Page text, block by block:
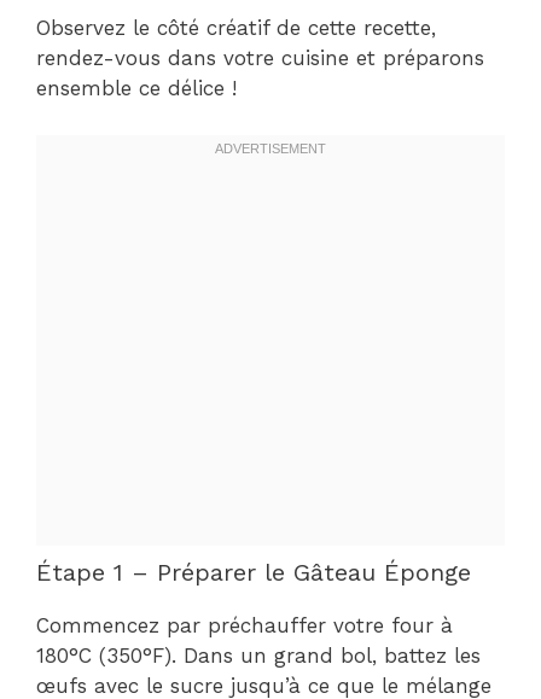
Observez le côté créatif de cette recette,
rendez-vous dans votre cuisine et préparons
ensemble ce délice !
Étape 1 – Préparer le Gâteau Éponge
Commencez par préchauffer votre four à
180°C (350°F). Dans un grand bol, battez les
œufs avec le sucre jusqu’à ce que le mélange